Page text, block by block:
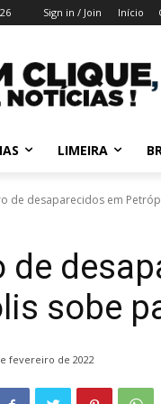
Sign in / Join Início
LIMEIRA
de desaparecidos em
de
sobe
fevereiro de 2022